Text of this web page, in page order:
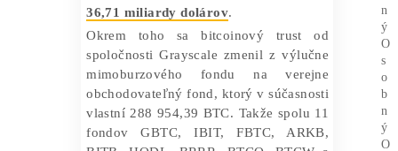
Okrem už existujúceho fondu Grayscale
vedie IBIT od spoločnost Blackrock
s celkovým počtom 276 190 Bitcoinov.
Od 12. januára 2024 nové spotové
bitcoinové ETF nazhromaždili značné
množstvo mincí. Týchto desať fondov